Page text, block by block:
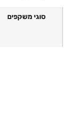
סוגי משקפים